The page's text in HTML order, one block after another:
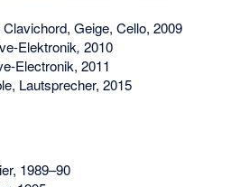
Geige, Cello, 2009
Elektronik, 2010
Electronik, 2011
Lautsprecher, 2015
1989–90